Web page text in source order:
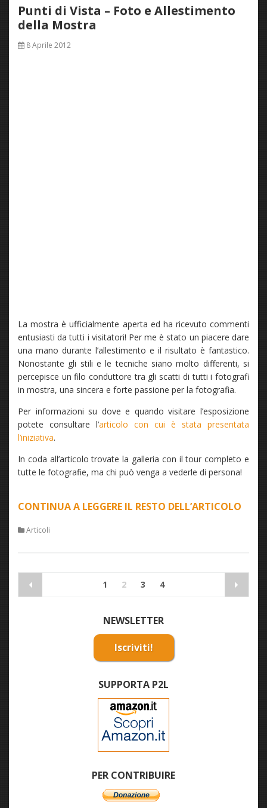
Punti di Vista – Foto e Allestimento
della Mostra
8 Aprile 2012
La mostra è ufficialmente aperta ed ha ricevuto commenti
entusiasti da tutti i visitatori! Per me è stato un piacere dare
una mano durante l’allestimento e il risultato è fantastico.
Nonostante gli stili e le tecniche siano molto differenti, si
percepisce un filo conduttore tra gli scatti di tutti i fotografi
in mostra, una sincera e forte passione per la fotografia.
Per informazioni su dove e quando visitare l’esposizione
potete consultare l’articolo con cui è stata presentata
l’iniziativa.
In coda all’articolo trovate la galleria con il tour completo e
tutte le fotografie, ma chi può venga a vederle di persona!
CONTINUA A LEGGERE IL RESTO DELL’ARTICOLO
Articoli
Navigazione
articoli
1 2 3 4
NEWSLETTER
Iscriviti!
SUPPORTA P2L
PER CONTRIBUIRE